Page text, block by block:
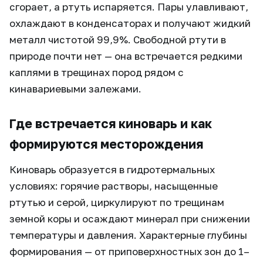
сгорает, а ртуть испаряется. Пары улавливают,
охлаждают в конденсаторах и получают жидкий
металл чистотой 99,9%. Свободной ртути в
природе почти нет — она встречается редкими
каплями в трещинах пород рядом с
кинавариевыми залежами.
Где встречается киноварь и как
формируются месторождения
Киноварь образуется в гидротермальных
условиях: горячие растворы, насыщенные
ртутью и серой, циркулируют по трещинам
земной коры и осаждают минерал при снижении
температуры и давления. Характерные глубины
формирования — от приповерхностных зон до 1–